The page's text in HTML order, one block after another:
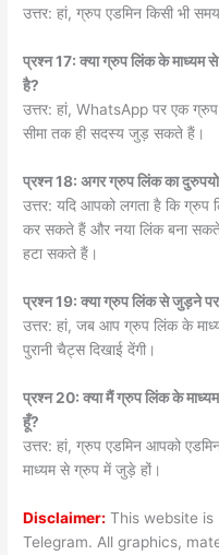
उत्तर: हां, ग्रुप एडमिन किसी भी
प्रश्न 17: क्या ग्रुप लिंक के माध्यम से
है?
उत्तर: हां, WhatsApp पर एक
सीमा तक ही सदस्य जुड़ सकते हैं।
प्रश्न 18: अगर ग्रुप लिंक का
उत्तर: यदि आपको लगता है कि ग्रुप
कर सकते हैं और नया लिंक बना
हटा सकते हैं।
प्रश्न 19: क्या ग्रुप लिंक से जुड़ने पर
उत्तर: हां, जब आप ग्रुप लिंक के
पुरानी चैट्स दिखाई देंगी।
प्रश्न 20: क्या मैं ग्रुप लिंक के
हूँ?
उत्तर: हां, ग्रुप एडमिन आपको
माध्यम से ग्रुप में जुड़े हों।
Disclaimer: This website
Telegram. All graphics,